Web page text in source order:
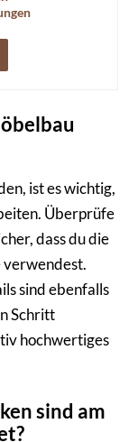
ist es wichtig,
Überprüfe
dass du die
sind ebenfalls
Schritt
hochwertiges
sind am